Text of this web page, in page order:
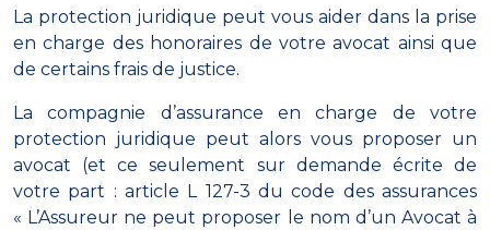
La protection juridique peut vous aider dans la prise
en charge des honoraires de votre avocat ainsi que
de certains frais de justice.
La compagnie d’assurance en charge de votre
protection juridique peut alors vous proposer un
avocat (et ce seulement sur demande écrite de
votre part : article L 127-3 du code des assurances
« L’Assureur ne peut proposer le nom d’un Avocat à